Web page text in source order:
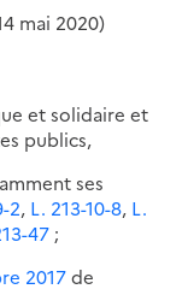
mai 2020)
et solidaire et
publics,
ses
2, L. 213-10-8, L.
47 ;
2017de